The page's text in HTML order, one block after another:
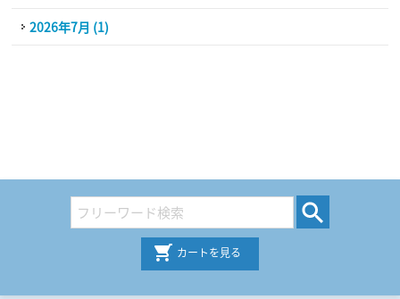
2026年7月 (1)
カートを見る